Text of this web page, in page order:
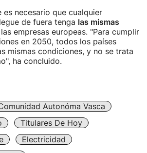
es necesario que cualquier
de fuera tenga las mismas
empresas europeas. "Para cumplir
en 2050, todos los países
mismas condiciones, y no se trata
ha concluido.
Autonóma Vasca
Titulares De Hoy
Electricidad